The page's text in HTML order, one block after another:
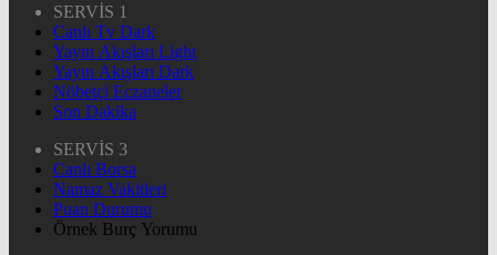
SERVİS 1
Canlı Tv Dark
Yayın Akışları Light
Yayın Akışları Dark
Nöbetçi Eczaneler
Son Dakika
SERVİS 3
Canlı Borsa
Namaz Vakitleri
Puan Durumu
Örnek Burç Yorumu